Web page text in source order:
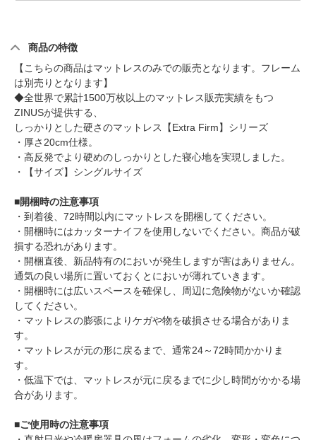
商品の特徴
【こちらの商品はマットレスのみでの販売となります。フレーム
は別売りとなります】
◆全世界で累計1500万枚以上のマットレス販売実績をもつ
ZINUSが提供する、
しっかりとした硬さのマットレス【Extra Firm】シリーズ
・厚さ20cm仕様。
・高反発でより硬めのしっかりとした寝心地を実現しました。
・【サイズ】シングルサイズ
■開梱時の注意事項
・到着後、72時間以内にマットレスを開梱してください。
・開梱時にはカッターナイフを使用しないでください。商品が破
損する恐れがあります。
・開梱直後、新品特有のにおいが発生しますが害はありません。
通気の良い場所に置いておくとにおいが薄れていきます。
・開梱時には広いスペースを確保し、周辺に危険物がないか確認
してください。
・マットレスの膨張によりケガや物を破損させる場合がありま
す。
・マットレスが元の形に戻るまで、通常24～72時間かかりま
す。
・低温下では、マットレスが元に戻るまでに少し時間がかかる場
合があります。
■ご使用時の注意事項